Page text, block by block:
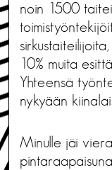
noin 1500
10% muita
Yhteensä
nykyään
Minulle jäi